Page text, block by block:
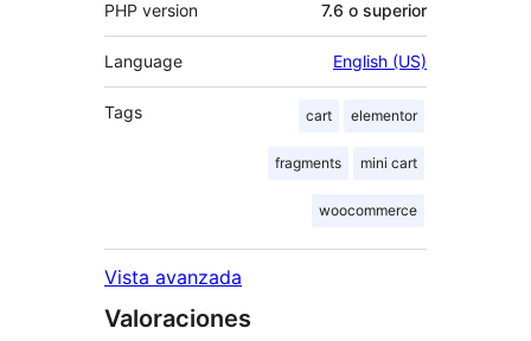
PHP version 7.6 o superior
Language English (US)
Tags cart elementor
fragments mini cart
woocommerce
Vista avanzada
Valoraciones